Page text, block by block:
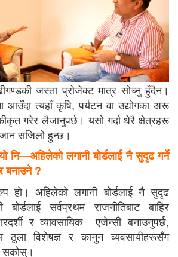
जस्ता प्रोजेक्ट मात्र सोच्नु हुँदैन।
आउँदा त्यहाँ कृषि, पर्यटन वा उद्योगका अरू
गरेर लैजानुपर्छ। यसो गर्दा धेरै क्षेत्रहरू
सजिलो हुन्छ।
नि—अहिलेको लगानी बोर्डलाई नै सुदृढ गर्ने
बनाउने ?
हो। अहिलेको लगानी बोर्डलाई नै सुदृढ
सर्वप्रथम राजनीतिबाट बाहिर
र व्यावसायिक एजेन्सी बनाउनुपर्छ,
ठूला विशेषज्ञ र कानुन व्यवसायीहरूसँग
सकोस्।